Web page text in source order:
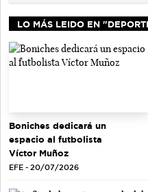
LO MÁS LEIDO EN
Boniches dedicará un
espacio al futbolista
Víctor Muñoz
EFE - 20/07/2026